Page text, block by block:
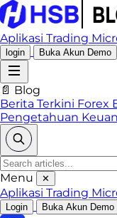
Aplikasi Trading
login Buka Akun Demo
📄 Blog
Berita Terkini Forex
Pengetahuan
Menu ✕
Aplikasi Trading
Login Buka Akun Demo